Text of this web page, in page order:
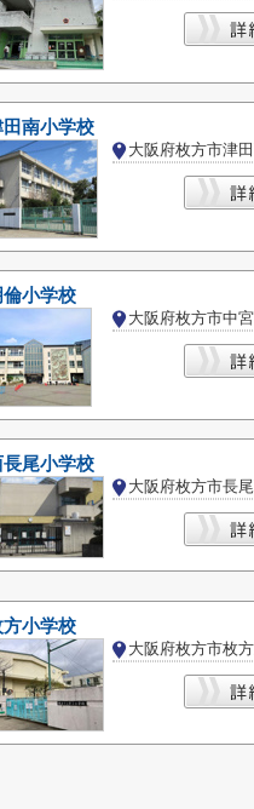
田南小学校
大阪府枚方市津
倫小学校
大阪府枚方市中
長尾小学校
大阪府枚方市長
方小学校
大阪府枚方市枚